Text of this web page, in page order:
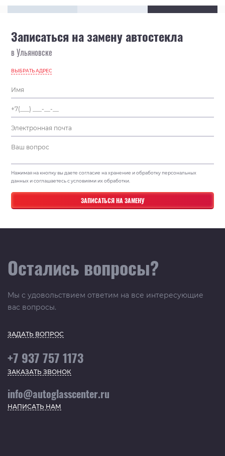
Записаться на замену автостекла
в Ульяновске
ВЫБРАТЬ АДРЕС
Нажимая на кнопку вы даете согласие на хранение и обработку персональных
данных и соглашаетесь с условиями их обработки.
Остались вопросы?
Мы с удовольствием ответим на все интересующие
вас вопросы.
ЗАДАТЬ ВОПРОС
+7 937 757 1173
ЗАКАЗАТЬ ЗВОНОК
info@autoglasscenter.ru
НАПИСАТЬ НАМ